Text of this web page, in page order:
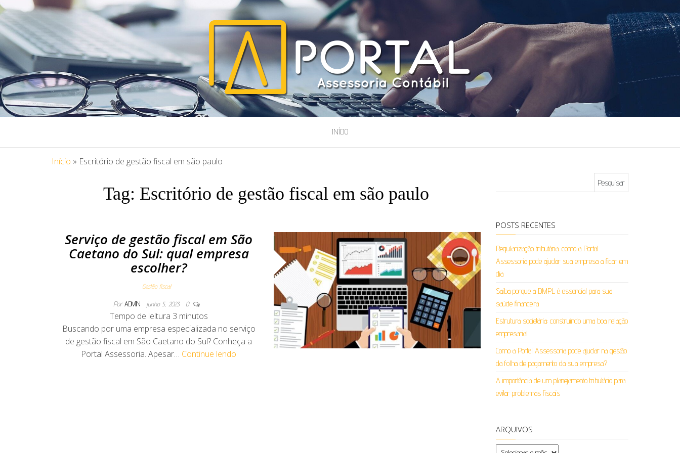
PORTAL ASSESSORIA
Blog Portal Assessoria
INÍCIO
Início » Escritório de gestão fiscal em são paulo
Tag: Escritório de gestão fiscal em são paulo
Serviço de gestão fiscal em São
Caetano do Sul: qual empresa
escolher?
Gestão fiscal
Por ADMIN junho 5, 2023 0
Tempo de leitura 3 minutos
Buscando por uma empresa especializada no serviço
de gestão fiscal em São Caetano do Sul? Conheça a
Portal Assessoria. Apesar… Continue lendo
POSTS RECENTES
Regularização tributária: como a Portal
Assessoria pode ajudar sua empresa a ficar em
dia
Saiba porque a DMPL é essencial para sua
saúde financeira
Estrutura societária: construindo uma boa relação
empresarial
Como a Portal Assessoria pode ajudar na gestão
da folha de pagamento da sua empresa?
A importância de um planejamento tributário para
evitar problemas fiscais
ARQUIVOS
Arquivos